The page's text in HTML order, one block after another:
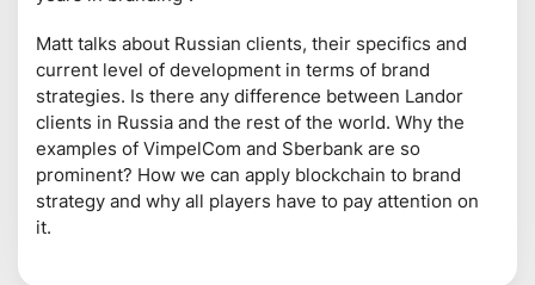
Matt talks about Russian clients, their specifics and
current level of development in terms of brand
strategies. Is there any difference between Landor
clients in Russia and the rest of the world. Why the
examples of VimpelCom and Sberbank are so
prominent? How we can apply blockchain to brand
strategy and why all players have to pay attention on
it.